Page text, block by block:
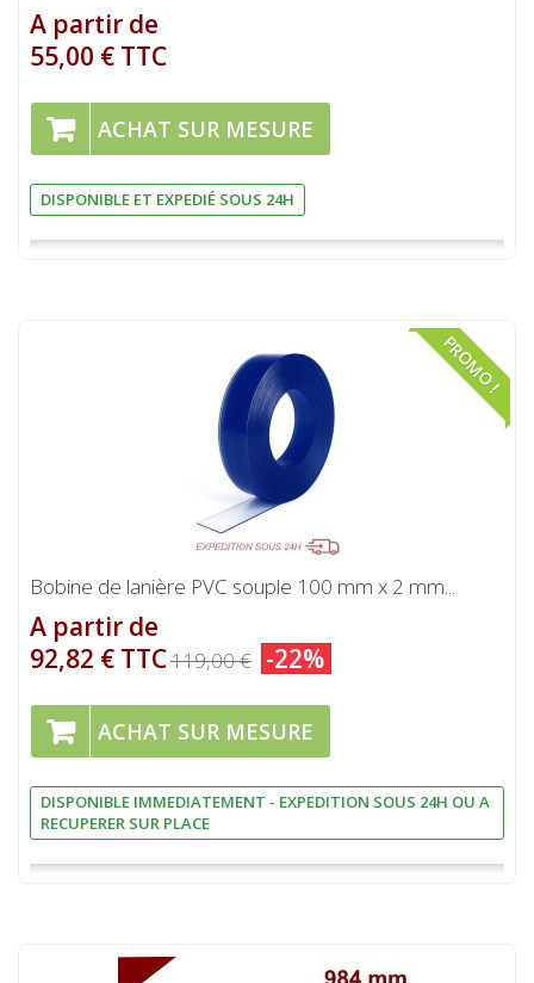
A partir de
55,00 € TTC
ACHAT SUR MESURE
DISPONIBLE ET EXPEDIÉ SOUS 24H
PROMO !
Bobine de lanière PVC souple 100 mm x 2 mm...
A partir de
92,82 € TTC119,00 € -22%
ACHAT SUR MESURE
DISPONIBLE IMMEDIATEMENT - EXPEDITION SOUS 24H OU A
RECUPERER SUR PLACE